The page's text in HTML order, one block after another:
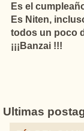
Es el
Es Niten,
todos un poco
¡¡¡Banzai !!!
Ultimas